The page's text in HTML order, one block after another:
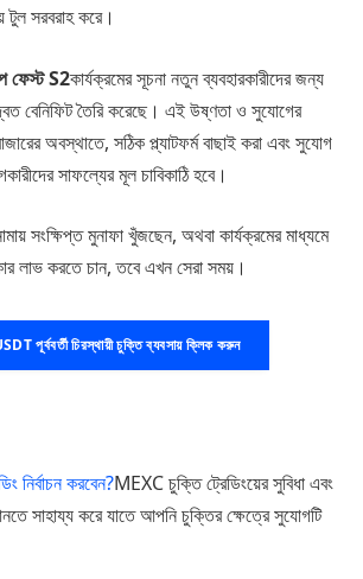
সরবরাহ করে।
ফেস্ট S2কার্যক্রমের সূচনা নতুন ব্যবহারকারীদের জন্য
বেনিফিট তৈরি করেছে। এই উষ্ণতা ও সুযোগের
অবস্থাতে, সঠিক প্ল্যাটফর্ম বাছাই করা এবং সুযোগ
সাফল্যের মূল চাবিকাঠি হবে।
সংক্ষিপ্ত মুনাফা খুঁজছেন, অথবা কার্যক্রমের মাধ্যমে
লাভ করতে চান, তবে এখন সেরা সময়।
পূর্ববর্তী চিরস্থায়ী চুক্তি ব্যবসায় ক্লিক করুন
নির্বাচন করবেন?MEXC চুক্তি ট্রেডিংয়ের সুবিধা এবং
সাহায্য করে যাতে আপনি চুক্তির ক্ষেত্রে সুযোগটি